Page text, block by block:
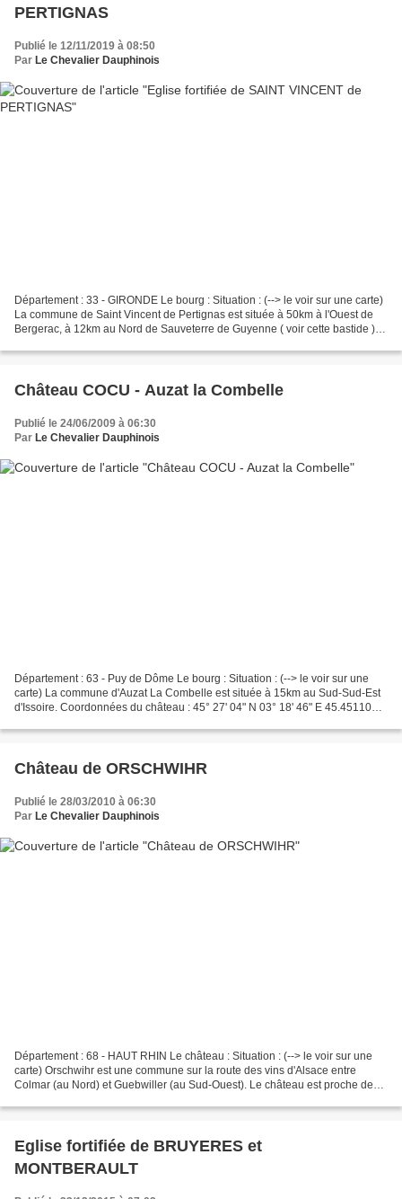
PERTIGNAS
Publié le 12/11/2019 à 08:50
Par Le Chevalier Dauphinois
Département : 33 - GIRONDE Le bourg : Situation : (--> le voir sur une carte)
La commune de Saint Vincent de Pertignas est située à 50km à l'Ouest de
Bergerac, à 12km au Nord de Sauveterre de Guyenne ( voir cette bastide ) et
Château COCU - Auzat la Combelle
Publié le 24/06/2009 à 06:30
Par Le Chevalier Dauphinois
Département : 63 - Puy de Dôme Le bourg : Situation : (--> le voir sur une
carte) La commune d'Auzat La Combelle est située à 15km au Sud-Sud-Est
d'Issoire. Coordonnées du château : 45° 27' 04" N 03° 18' 46" E 45.451103°
Château de ORSCHWIHR
Publié le 28/03/2010 à 06:30
Par Le Chevalier Dauphinois
Département : 68 - HAUT RHIN Le château : Situation : (--> le voir sur une
carte) Orschwihr est une commune sur la route des vins d'Alsace entre
Colmar (au Nord) et Guebwiller (au Sud-Ouest). Le château est proche de
Eglise fortifiée de BRUYERES et
MONTBERAULT